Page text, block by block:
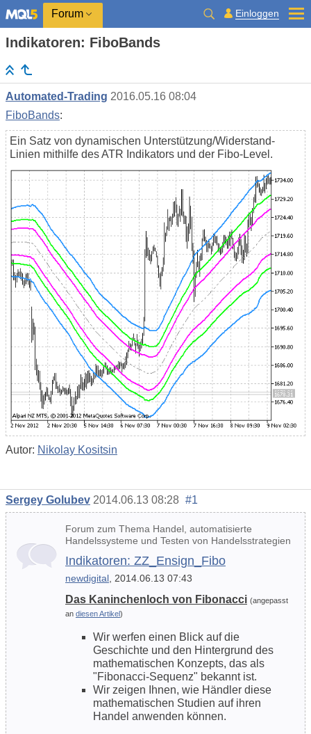
Forum Einloggen
Indikatoren: FiboBands
Automated-Trading 2016.05.16 08:04
FiboBands:
Ein Satz von dynamischen Unterstützung/Widerstand-
Linien mithilfe des ATR Indikators und der Fibo-Level.
Autor: Nikolay Kositsin
Sergey Golubev 2014.06.13 08:28 #1
Forum zum Thema Handel, automatisierte
Handelssysteme und Testen von Handelsstrategien
Indikatoren: ZZ_Ensign_Fibo
newdigital , 2014.06.13 07:43
Das Kaninchenloch von Fibonacci (angepasst
an diesen Artikel)
Wir werfen einen Blick auf die
Geschichte und den Hintergrund des
mathematischen Konzepts, das als
"Fibonacci-Sequenz" bekannt ist.
Wir zeigen Ihnen, wie Händler diese
mathematischen Studien auf ihren
Handel anwenden können.